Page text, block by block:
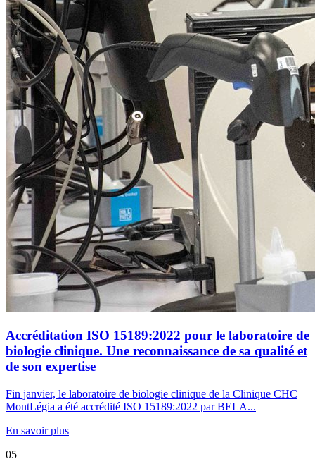
Accréditation ISO 15189:2022 pour le laboratoire de
biologie clinique. Une reconnaissance de sa qualité et
de son expertise
Fin janvier, le laboratoire de biologie clinique de la Clinique CHC
MontLégia a été accrédité ISO 15189:2022 par BELA...
En savoir plus
05